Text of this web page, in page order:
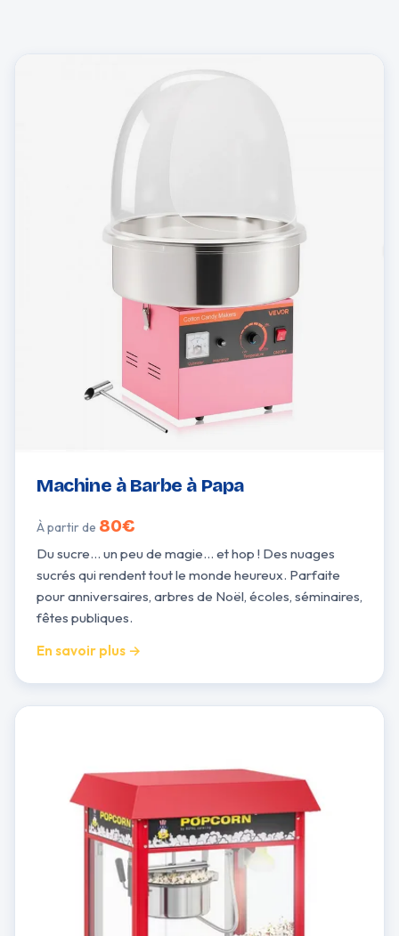
Machine à Barbe à Papa
À partir de 80€
Du sucre… un peu de magie… et hop ! Des nuages
sucrés qui rendent tout le monde heureux. Parfaite
pour anniversaires, arbres de Noël, écoles, séminaires,
fêtes publiques.
En savoir plus →